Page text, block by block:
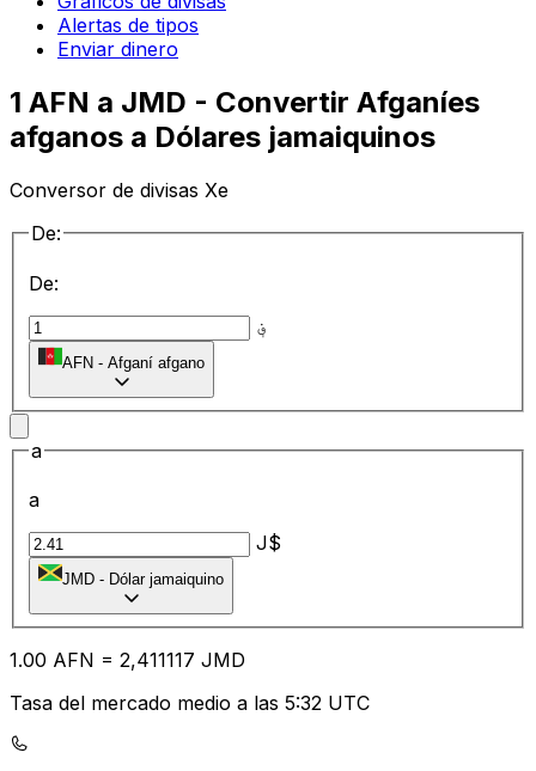
Alertas de tipos
Enviar dinero
1 AFN a JMD - Convertir Afganíes
afganos a Dólares jamaiquinos
Conversor de divisas Xe
De:
De:
؋
AFN - Afganí afgano
a
a
J$
JMD - Dólar jamaiquino
1.00 AFN = 2,411117 JMD
Tasa del mercado medio a las 5:32 UTC